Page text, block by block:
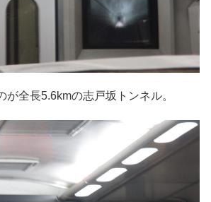
が全長5.6kmの志戸坂トンネル。